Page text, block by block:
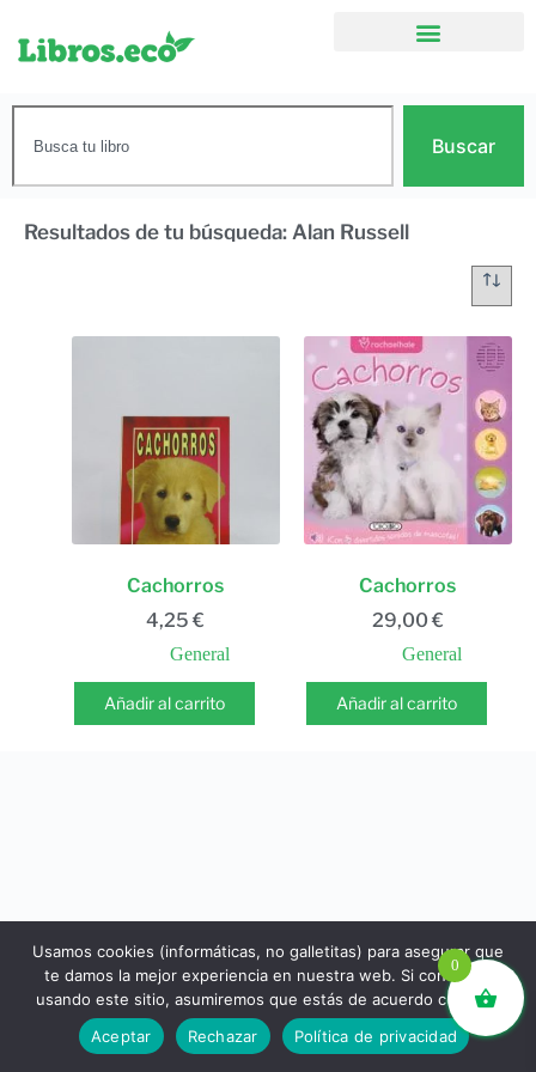
Buscar
Resultados de tu búsqueda: Alan Russell
Cachorros
4,25€
General
Añadir al carrito
Cachorros
29,00 €
General
Añadir al carrito
libros.eco © - Desde Barcelona para el mundo 💚 |
Devoluciones y reembolsos|Política de Privacidad
0
Usamos cookies (informáticas, no galletitas) para asegurar que
te damos la mejor experiencia en nuestra web. Si continúas
usando este sitio, asumiremos que estás de acuerdo con ello.
Aceptar
Rechazar Política de privacidad